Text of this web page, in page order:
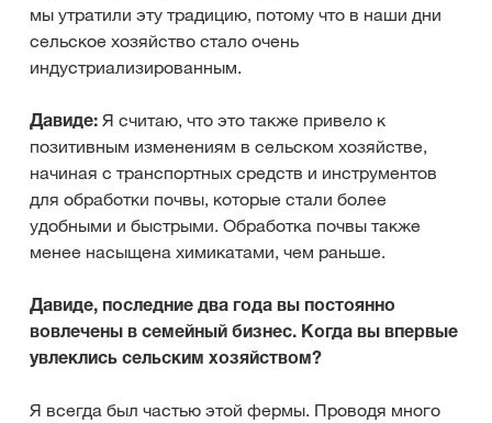
мы утратили эту традицию, потому что в наши дни
сельское хозяйство стало очень
индустриализированным.
Давиде: Я считаю, что это также привело к
позитивным изменениям в сельском хозяйстве,
начиная с транспортных средств и инструментов
для обработки почвы, которые стали более
удобными и быстрыми. Обработка почвы также
менее насыщена химикатами, чем раньше.
Давиде, последние два года вы постоянно
вовлечены в семейный бизнес. Когда вы впервые
увлеклись сельским хозяйством?
Я всегда был частью этой фермы. Проводя много